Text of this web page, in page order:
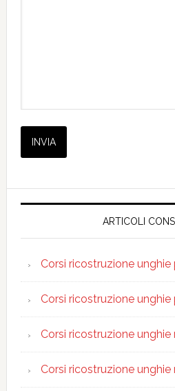
ARTICOLI
Corsi ricostruzione
Corsi ricostruzione
Corsi ricostruzione unghie
Corsi ricostruzione